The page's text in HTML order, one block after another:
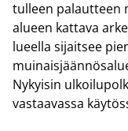
tul­leen pa­laut­teen
alu­een kat­ta­va
lu­eel­la si­jait­see
Ny­kyi­sin
vas­taa­vas­sa